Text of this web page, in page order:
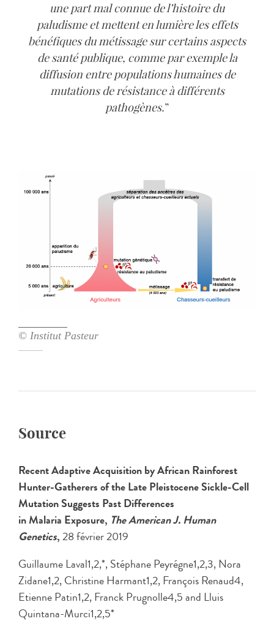
une part mal connue de l’histoire du
paludisme et mettent en lumière les effets
bénéfiques du métissage sur certains aspects
de santé publique, comme par exemple la
diffusion entre populations humaines de
mutations de résistance à différents
pathogènes.
© Institut Pasteur
Source
Recent Adaptive Acquisition by African Rainforest
Hunter-Gatherers of the Late Pleistocene Sickle-Cell
Mutation Suggests Past Differences
in Malaria Exposure, TheAmerican J. Human
Genetics,28 février 2019
Guillaume Laval1,2,*, Stéphane Peyrégne1,2,3, Nora
Zidane1,2, Christine Harmant1,2, François Renaud4,
Etienne Patin1,2, Franck Prugnolle4,5 and Lluis
Quintana-Murci1,2,5*